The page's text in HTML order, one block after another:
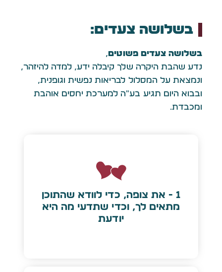
בשלושה צעדים:
בשלושה צעדים פשוטים,
נדע שהבת היקרה שלך קיבלה ידע, למדה להיזהר,
ונמצאת על המסלול לבריאות נפשית וגופנית,
ובבוא היום תגיע בע״ה למערכת יחסים אוהבת
ומכבדת.
1 - את צופה, כדי לוודא שהתוכן
מתאים לך, וכדי שתדעי מה היא
יודעת